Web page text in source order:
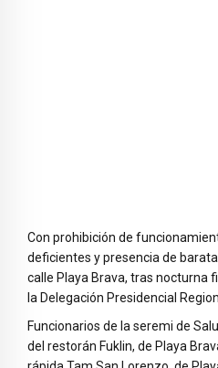
Con prohibición de
deficientes y presencia de
calle Playa Brava, tras nocturna
la Delegación Presidencial
Funcionarios de la seremi de
del restorán Fuklin, de Playa